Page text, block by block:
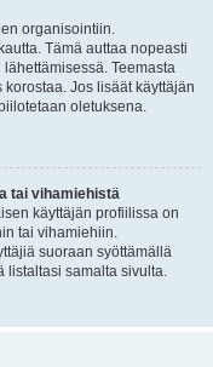
organisointiin.
Tämä auttaa nopeasti
Teemasta
Jos lisäät käyttäjän
oletuksena.
tai vihamiehistä
käyttäjän profiilissa on
tai vihamiehiin.
suoraan syöttämällä
listaltasi samalta sivulta.